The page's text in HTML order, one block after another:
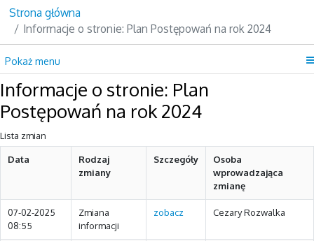
Strona główna
Informacje o stronie: Plan Postępowań na rok 2024
Pokaż menu
Informacje o stronie: Plan
Postępowań na rok 2024
Lista zmian
Data
Rodzaj
zmiany
Szczegóły
Osoba
wprowadzająca
zmianę
07-02-2025
08:55
Zmiana
informacji
zobacz Cezary Rozwalka